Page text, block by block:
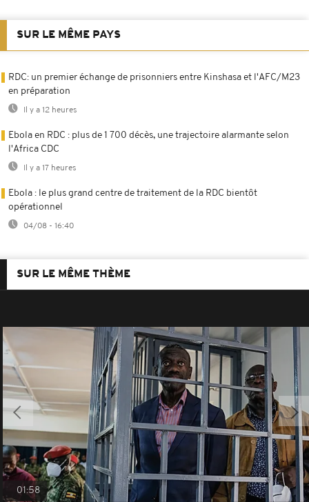
SUR LE MÊME PAYS
RDC: un premier échange de prisonniers entre Kinshasa et l'AFC/M23
en préparation
Il y a 12 heures
Ebola en RDC : plus de 1 700 décès, une trajectoire alarmante selon
l'Africa CDC
Il y a 17 heures
Ebola : le plus grand centre de traitement de la RDC bientôt
opérationnel
04/08 - 16:40
SUR LE MÊME THÈME
01:58